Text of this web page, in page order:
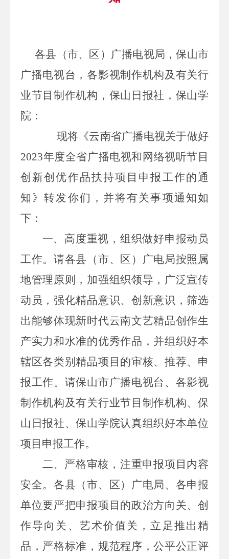
各县（市、区）广播电视局，保山市
广播电视台，各影视制作机构及有关行
业节目制作机构，保山日报社，保山学
院：
现将《云南省广播电视关于做好
2023年度全省广播电视和网络视听节目
创新创优作品扶持项目申报工作的通
知 》转发你们，并将有关事项通知如
下：
一、高度重视，组织做好申报动员
工作。请各县（市、区）广电局按照属
地管理原则，加强组织领导，广泛宣传
动员，强化精品意识、创新意识，筛选
出能够体现新时代云南文艺精品创作生
产实力和水准的优秀作品，并组织好本
辖区各类别精品项目的审核、推荐、申
报工作。请保山市广播电视台、各影视
制作机构及有关行业节目制作机构、保
山日报社、保山学院认真组织好本单位
项目申报工作。
二、严格审核，注重申报项目内容
安全。各县（市、区）广电局、各申报
单位要严把申报项目的政治方向关、创
作导向关、艺术价值关，立足推出精
品，严格标准，规范程序，公平公正评